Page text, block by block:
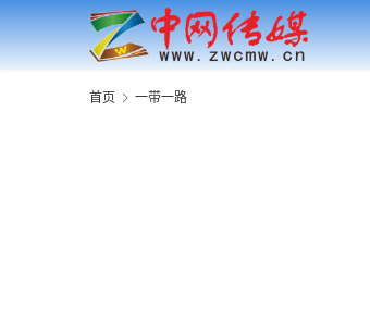
首页 一带一路